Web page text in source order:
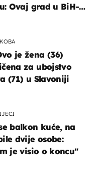
Ovaj grad u BiH-u
je žena (36)
za ubojstvo
(71) u Slavoniji
balkon kuće, na
dvije osobe:
je visio o koncu"